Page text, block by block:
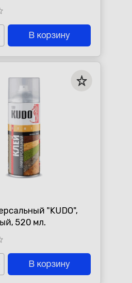
В корзину
"KUDO",
520 мл.
В корзину